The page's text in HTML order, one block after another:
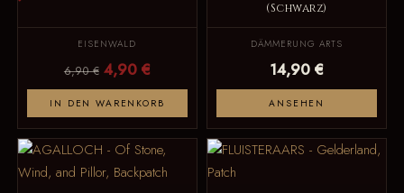
EISENWALD
6,90 € 4,90 €
IN DEN WARENKORB
(Schwarz)
DÄMMERUNG ARTS
14,90 €
ANSEHEN